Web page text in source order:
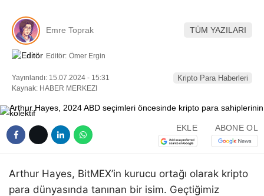
Emre Toprak TÜM YAZILARI
Editör: Ömer Ergin
Yayınlandı: 15.07.2024 - 15:31
Kaynak: HABER MERKEZI
Kripto Para Haberleri
EKLE ABONE OL
Arthur Hayes, BitMEX’in kurucu ortağı olarak kripto
para dünyasında tanınan bir isim. Geçtiğimiz